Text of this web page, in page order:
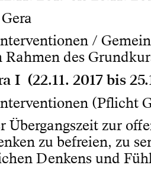
/
des
I (22.11. 2017 bis
(Pflicht
Übergangszeit zur
zu befreien, zu
Denkens und